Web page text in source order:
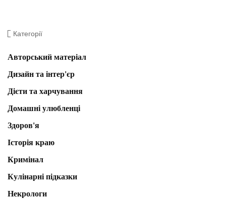
Категорії
Авторський матеріал
Дизайн та інтер'єр
Дієти та харчування
Домашні улюбленці
Здоров'я
Історія краю
Кримінал
Кулінарні підказки
Некрологи